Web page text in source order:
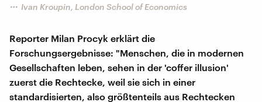
Ivan Kroupin, London School of Economics
Reporter Milan Procyk erklärt die
Forschungsergebnisse: "Menschen, die in modernen
Gesellschaften leben, sehen in der 'coffer illusion'
zuerst die Rechtecke, weil sie sich in einer
standardisierten, also größtenteils aus Rechtecken